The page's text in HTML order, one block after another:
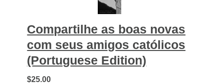
Compartilhe as boas novas
com seus amigos católicos
(Portuguese Edition)
$25.00